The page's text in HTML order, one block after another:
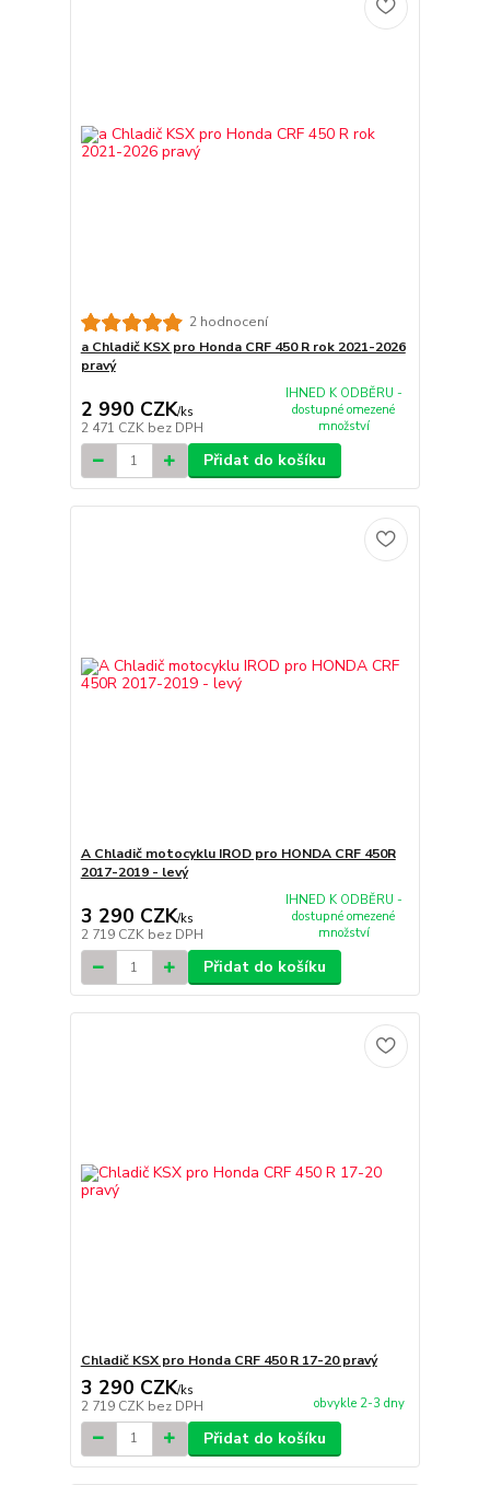
2 hodnocení
a Chladič KSX pro Honda CRF 450 R rok 2021-2026
pravý
2 990 CZK/ks
2 471 CZK bez DPH
IHNED K ODBĚRU -
dostupné omezené
množství
Přidat do košíku
A Chladič motocyklu IROD pro HONDA CRF 450R
2017-2019 - levý
3 290 CZK/ks
2 719 CZK bez DPH
IHNED K ODBĚRU -
dostupné omezené
množství
Přidat do košíku
Chladič KSX pro Honda CRF 450 R 17-20 pravý
3 290 CZK/ks
2 719 CZK bez DPH obvykle 2-3 dny
Přidat do košíku